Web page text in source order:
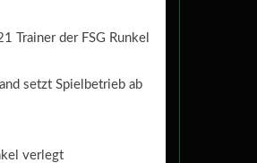
Trainer der FSG Runkel
setzt Spielbetrieb ab
verlegt